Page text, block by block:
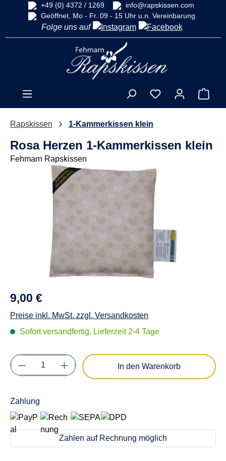
springen
+49 (0) 4372 / 1269
info@rapskissen.com
Geöffnet, Mo - Fr. 09 - 15 Uhr u.n. Vereinbarung
Folge uns auf
Rapskissen 1-Kammerkissen klein
Rosa Herzen 1-Kammerkissen klein
Fehmarn Rapskissen
Bildergalerie überspringen
9,00 €
Preise inkl. MwSt. zzgl. Versandkosten
Sofort versandfertig, Lieferzeit 2-4 Tage
Produkt Anzahl: Gib den gewünschten
In den Warenkorb
Zahlung
Zahlen auf Rechnung möglich